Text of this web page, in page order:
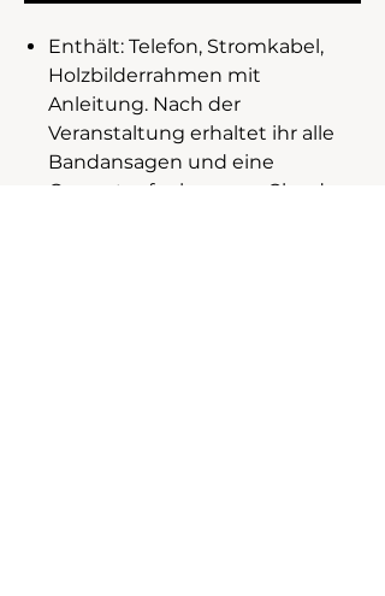
Enthält: Telefon, Stromkabel,
Holzbilderrahmen mit
Anleitung. Nach der
Veranstaltung erhaltet ihr alle
Bandansagen und eine
Gesamtaufnahme per Cloud-